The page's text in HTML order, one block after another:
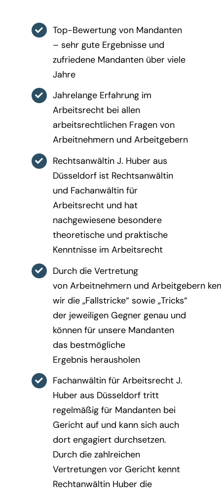
Top-Bewertung von Mandanten
– sehr gute Ergebnisse und
zufriedene Mandanten über viele
Jahre
Jahrelange Erfahrung im
Arbeitsrecht bei allen
arbeitsrechtlichen Fragen von
Arbeitnehmern und Arbeitgebern
Rechtsanwältin J. Huber aus
Düsseldorf ist Rechtsanwältin
und Fachanwältin für
Arbeitsrecht und hat
nachgewiesene besondere
theoretische und praktische
Kenntnisse im Arbeitsrecht
Durch die Vertretung
von Arbeitnehmern und Arbeitgebern
wir die „Fallstricke“ sowie „Tricks“
der jeweiligen Gegner genau und
können für unsere Mandanten
das bestmögliche
Ergebnis herausholen
Fachanwältin für Arbeitsrecht J.
Huber aus Düsseldorf tritt
regelmäßig für Mandanten bei
Gericht auf und kann sich auch
dort engagiert durchsetzen.
Durch die zahlreichen
Vertretungen vor Gericht kennt
Rechtanwältin Huber die